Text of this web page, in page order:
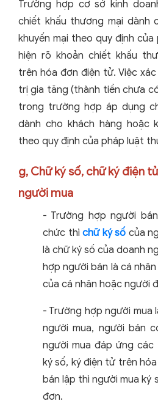
Trường hợp cơ sở kinh
chiết khấu thương mại dành
khuyến mại theo quy định
hiện rõ khoản chiết khấu
trên hóa đơn điện tử. Việc
trị gia tăng (thành tiền chưa
trong trường hợp áp dụng
dành cho khách hàng hoặc
theo quy định của pháp luật
g, Chữ ký số, chữ ký điện
người mua
- Trường hợp người
chức thì chữ ký số của
là chữ ký số của doanh
hợp người bán là cá
của cá nhân hoặc người
- Trường hợp người mua
người mua, người bán
người mua đáp ứng
ký số, ký điện tử trên
bán lập thì người mua ký
đơn.